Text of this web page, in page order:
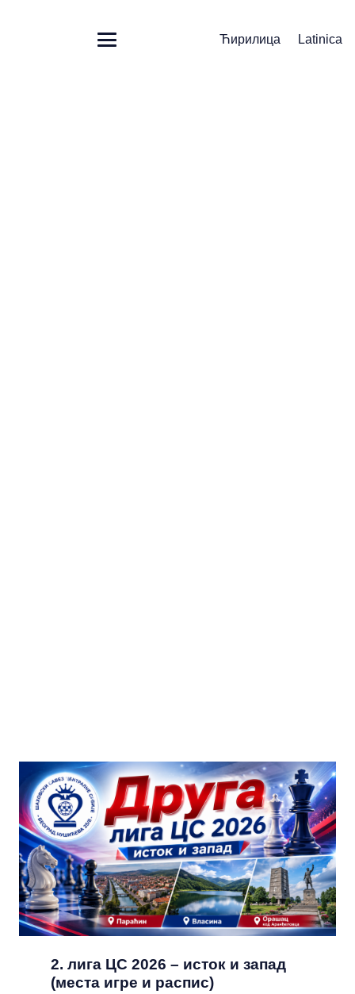
Ћирилица Latinica
2. лига ЦС 2026 – исток и запад
(места игре и распис)